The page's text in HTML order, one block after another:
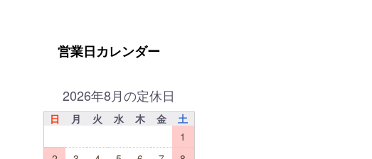
営業日カレンダー
2026年8月の定休日
日 月 火 水 木 金
土
1